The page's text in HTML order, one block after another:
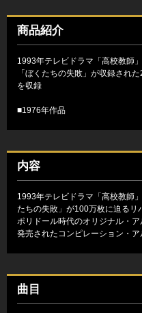
商品紹介
1993年テレビドラマ「高校教師
「ぼくたちの失敗」が収録され
を収録
■1976年作品
内容
1993年テレビドラマ「高校教師
たちの失敗」が100万枚に迫るリ
ポリドール時代のオリジナル・
発売されたコンピレーション・
曲目